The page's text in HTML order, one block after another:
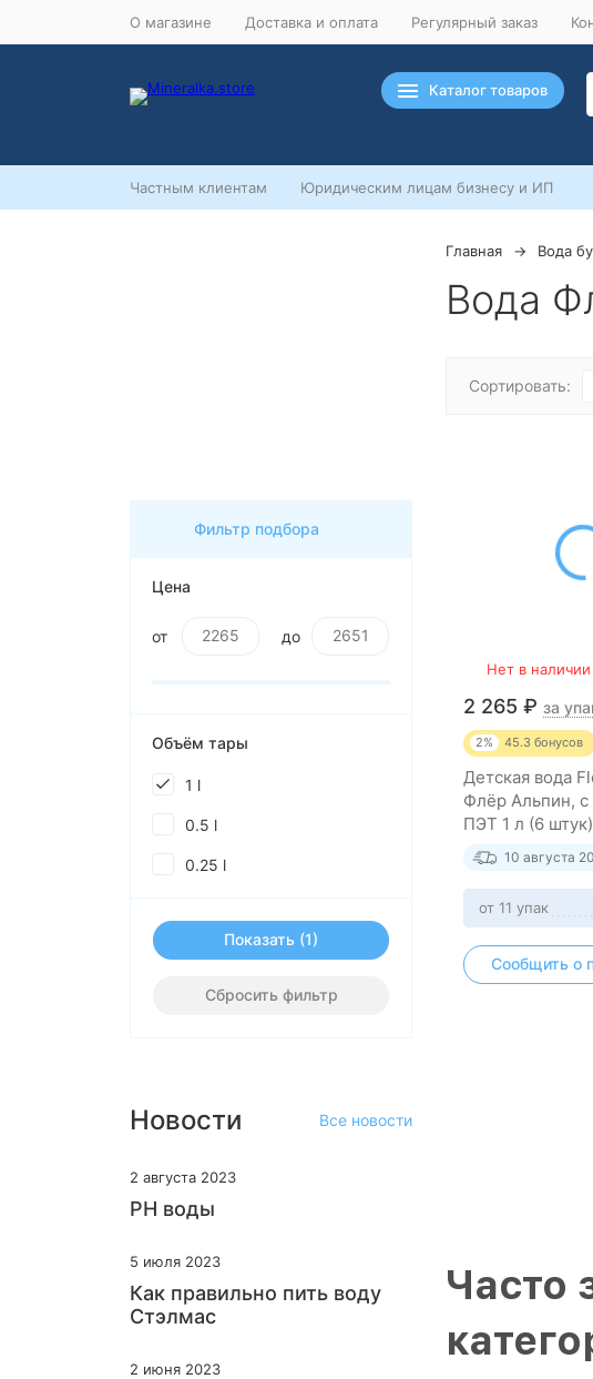
О магазине Доставка и оплата Регулярный заказ
Каталог товаров
Частным клиентам Юридическим лицам бизнесу и ИП
Главная Вода
Вода
Сортировать:
Нет в наличии
2 265 ₽ за
2% 45.3 бонусов
Детская вода
Флёр Альпин,
ПЭТ 1 л (6 штук)
10 августа
от 11 упак
Сообщить о
Часто
Фильтр подбора
Цена
от до
Объём тары
1 l
0.5 l
0.25 l
Показать
Сбросить фильтр
Новости Все новости
2 августа 2023
PH воды
5 июля 2023
Как правильно пить воду
Стэлмас
2 июня 2023